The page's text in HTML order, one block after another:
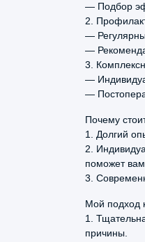
— Подбор
2.
—
—
3.
—
—
Почему
1. Долгий
2.
поможет
3.
Мой подход
1.
причины.